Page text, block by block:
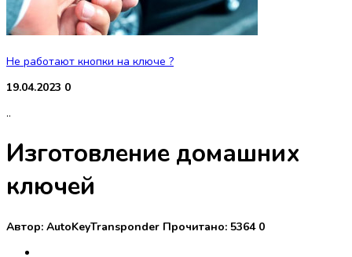
Не работают кнопки на ключе ?
19.04.2023 0
..
Изготовление домашних
ключей
Автор: AutoKeyTransponder Прочитано: 5364 0